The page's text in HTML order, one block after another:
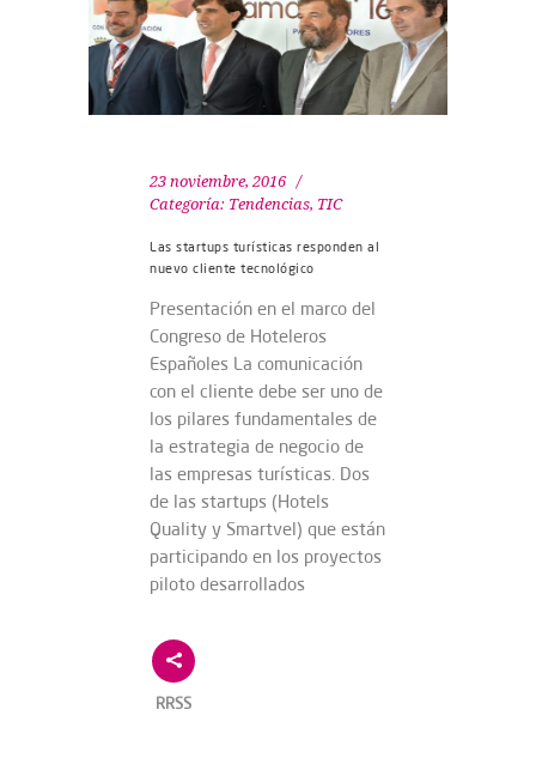
23 noviembre, 2016
Categoría: Tendencias, TIC
Las startups turísticas responden al
nuevo cliente tecnológico
Presentación en el marco del
Congreso de Hoteleros
Españoles La comunicación
con el cliente debe ser uno de
los pilares fundamentales de
la estrategia de negocio de
las empresas turísticas. Dos
de las startups (Hotels
Quality y Smartvel) que están
participando en los proyectos
piloto desarrollados
RRSS